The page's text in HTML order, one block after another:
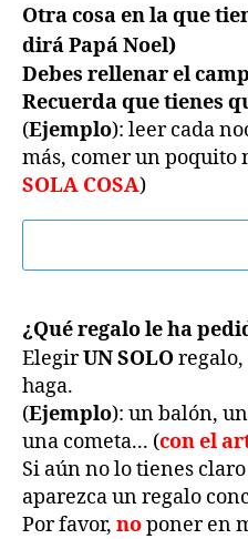
Otra cosa en la que
dirá Papá Noel)
Debes rellenar el
Recuerda que tienes
(Ejemplo): leer cada
más, comer un poquito
SOLA COSA)
¿Qué regalo le ha
ElegirUN SOLO
haga.
(Ejemplo): un balón,
una cometa... (con el
Si aún no lo tienes
aparezca un regalo
Por favor, noponer en